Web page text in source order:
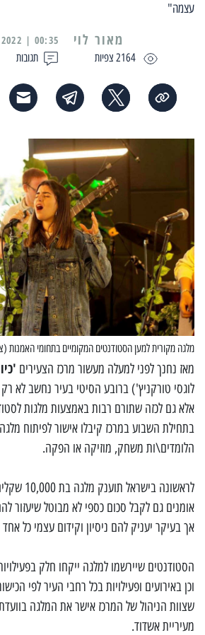
עצמה"
2164 צפיות תגובות
מאור לוי 00:35 | 25/10/2022
מלגה מקורית למען הסטודנטים המקומיים בתחומי האמנות
מאז נחנך לפני למעלה מעשור מרכז הצעירים
לוגסי טורקניץ') ברובע הסיטי בעיר נחשב לא
אלא גם לכזה שתורם רבות באמצעות מלגות
בתחילת השבוע במרכז קיבלו אישור לפיתוח
הלומדים\ות משחק, מוזיקה או הפקה.
לראשונה
אומנים גם לקבל סכום כספי לא מבוטל שיעזור
אך בעיקר יעניק להם ניסיון וקידום עצמי כל
הסטודנטים שיירשמו למלגה ייקחו חלק
וכן באירועים ופעילויות בכל רחבי העיר לפי
שצוות הניהול של המרכז אישר את המלגה
מעיריית אשדוד.